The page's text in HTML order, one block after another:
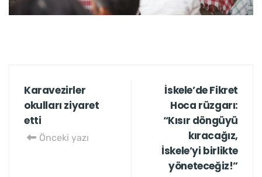
Karavezirler
okulları ziyaret
etti
Önceki yazı
İskele’de Fikret
Hoca rüzgarı:
“Kısır döngüyü
kıracağız,
İskele’yi birlikte
yöneteceğiz!”